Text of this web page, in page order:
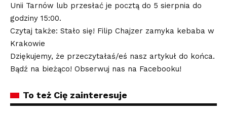
Unii Tarnów lub przesłać je pocztą do 5 sierpnia do
godziny 15:00.
Czytaj także: Stało się! Filip Chajzer zamyka kebaba w
Krakowie
Dziękujemy, że przeczytałaś/eś nasz artykuł do końca.
Bądź na bieżąco! Obserwuj nas na Facebooku!
To też Cię zainteresuje